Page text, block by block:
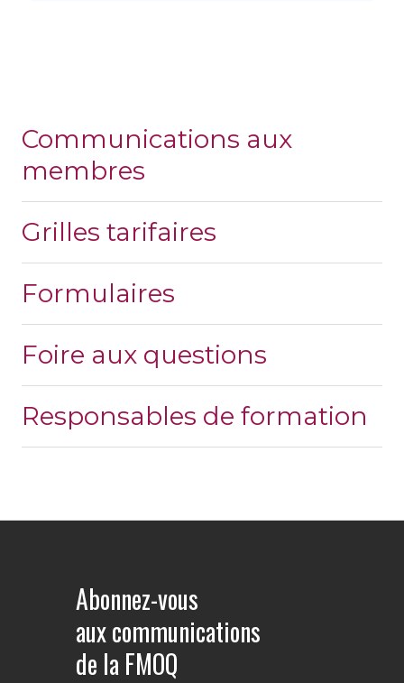
Communications aux
membres
Grilles tarifaires
Formulaires
Foire aux questions
Responsables de formation
Abonnez-vous
aux communications
de la FMOQ